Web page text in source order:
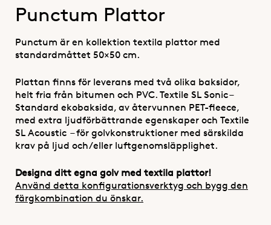
Punctum Plattor
Punctum är en kollektion textila plattor med
standardmåttet 50×50 cm.
Plattan finns för leverans med två olika baksidor,
helt fria från bitumen och PVC. Textile SL Sonic –
Standard ekobaksida, av återvunnen PET-fleece,
med extra ljudförbättrande egenskaper och Textile
SL Acoustic – för golvkonstruktioner med särskilda
krav på ljud och/eller luftgenomsläpplighet.
Designa ditt egna golv med textila plattor!
Använd detta konfigurationsverktyg och bygg den
färgkombination du önskar.